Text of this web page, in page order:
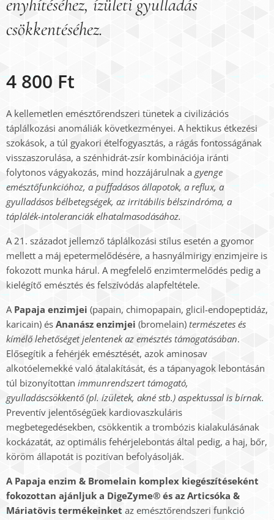
enyhítéséhez, ízületi gyulladás
csökkentéséhez.
4 800 Ft
A kellemetlen emésztőrendszeri tünetek a civilizációs
táplálkozási anomáliák következményei. A hektikus étkezési
szokások, a túl gyakori ételfogyasztás, a rágás fontosságának
visszaszorulása, a szénhidrát-zsír kombinációja iránti
folytonos vágyakozás, mind hozzájárulnak a gyenge
emésztőfunkcióhoz, a puffadásos állapotok, a reflux, a
gyulladásos bélbetegségek, az irritábilis bélszindróma, a
táplálék-intoleranciák elhatalmasodásához.
A 21. századot jellemző táplálkozási stílus esetén a gyomor
mellett a máj epetermelődésére, a hasnyálmirigy enzimjeire is
fokozott munka hárul. A megfelelő enzimtermelődés pedig a
kielégítő emésztés és felszívódás alapfeltétele.
A Papaja enzimjei (papain, chimopapain, glicil-endopeptidáz,
karicain) és Ananász enzimjei (bromelain) természetes és
kímélő lehetőséget jelentenek az emésztés támogatásában.
Elősegítik a fehérjék emésztését, azok aminosav
alkotóelemekké való átalakítását, és a tápanyagok lebontásán
túl bizonyítottan immunrendszert támogató,
gyulladáscsökkentő (pl. ízületek, akné stb.) aspektussal is bírnak.
Preventív jelentőségűek kardiovaszkuláris
megbetegedésekben, csökkentik a trombózis kialakulásának
kockázatát, az optimális fehérjelebontás által pedig, a haj, bőr,
köröm állapotát is pozitívan befolyásolják.
A Papaja enzim & Bromelain komplex kiegészítéseként
fokozottan ajánljuk a DigeZyme® és az Articsóka &
Máriatövis termékeinket az emésztőrendszeri funkció